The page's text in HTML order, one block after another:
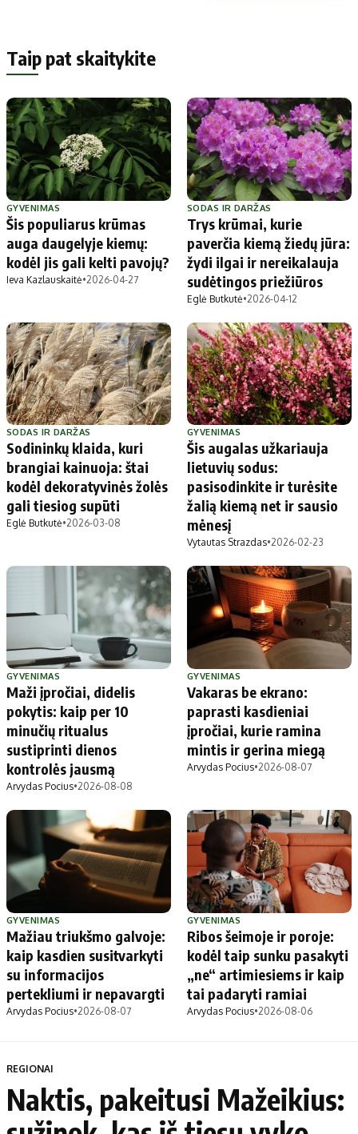
Taip pat skaitykite
GYVENIMAS
Šis populiarus krūmas
auga daugelyje kiemų:
kodėl jis gali kelti pavojų?
Ieva Kazlauskaitė•2026-04-27
SODAS IR DARŽAS
Trys krūmai, kurie
paverčia kiemą žiedų jūra:
žydi ilgai ir nereikalauja
sudėtingos priežiūros
Eglė Butkutė•2026-04-12
SODAS IR DARŽAS
Sodininkų klaida, kuri
brangiai kainuoja: štai
kodėl dekoratyvinės žolės
gali tiesiog supūti
Eglė Butkutė•2026-03-08
GYVENIMAS
Šis augalas užkariauja
lietuvių sodus:
pasisodinkite ir turėsite
žalią kiemą net ir sausio
mėnesį
Vytautas Strazdas•2026-02-23
GYVENIMAS
Maži įpročiai, didelis
pokytis: kaip per 10
minučių ritualus
sustiprinti dienos
kontrolės jausmą
Arvydas Pocius•2026-08-08
GYVENIMAS
Vakaras be ekrano:
paprasti kasdieniai
įpročiai, kurie ramina
mintis ir gerina miegą
Arvydas Pocius•2026-08-07
GYVENIMAS
Mažiau triukšmo galvoje:
kaip kasdien susitvarkyti
su informacijos
pertekliumi ir nepavargti
Arvydas Pocius•2026-08-07
GYVENIMAS
Ribos šeimoje ir poroje:
kodėl taip sunku pasakyti
„ne“ artimiesiems ir kaip
tai padaryti ramiai
Arvydas Pocius•2026-08-06
REGIONAI
Naktis, pakeitusi Mažeikius: